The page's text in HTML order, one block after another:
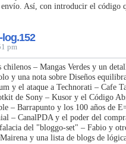
envío. Así, con introducir el
log.152
pm
– Mangas Verdes y un
y una nota sobre Diseños
y el ataque a Technorati – Cafe
de Sony – Kusor y el Código
– Barrapunto y los 100 años de
– CanalPDA y el poder del
del "bloggo-set" – Fabio y
y una lista de blogs de